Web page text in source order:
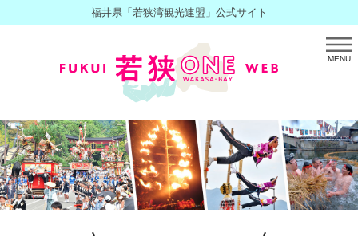
福井県「若狭湾観光連盟」公式サイト
MENU